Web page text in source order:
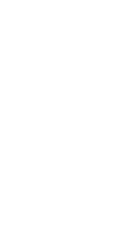
）を願うメッ
押しします。
ザインで展開
いながらも、
ただき、受験